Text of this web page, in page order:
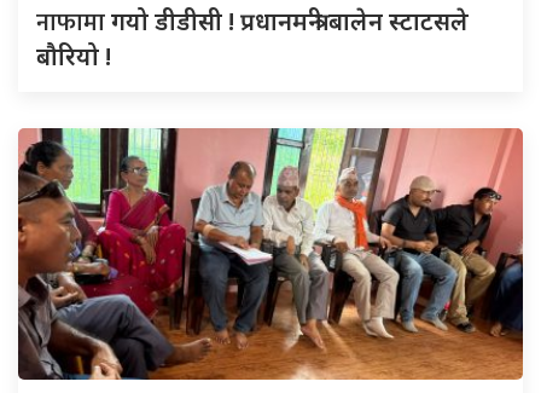
नाफामागयो डीडीसी ! प्रधानमन्त्री बालेन स्टाटसले
बौरियो !